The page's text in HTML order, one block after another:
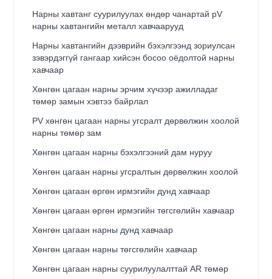
Нарны хавтанг суурилуулах өндөр чанартай pV
нарны хавтангийн металл хавчаарууд
Нарны хавтангийн дээврийн бэхэлгээнд зориулсан
зэвэрдэггүй гангаар хийсэн босоо оёдолтой нарны
хавчаар
Хөнгөн цагаан нарны эрчим хүчээр ажилладаг
төмөр замын хэвтээ байрлал
PV хөнгөн цагаан нарны угсралт дөрвөлжин хоолой
нарны төмөр зам
Хөнгөн цагаан нарны бэхэлгээний дам нуруу
Хөнгөн цагаан нарны угсралтын дөрвөлжин хоолой
Хөнгөн цагаан өргөн ирмэгийн дунд хавчаар
Хөнгөн цагаан өргөн ирмэгийн төгсгөлийн хавчаар
Хөнгөн цагаан нарны дунд хавчаар
Хөнгөн цагаан нарны төгсгөлийн хавчаар
Хөнгөн цагаан нарны суурилуулалттай AR төмөр